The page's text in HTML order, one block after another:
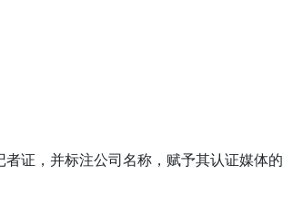
证，并标注公司名称，赋予其认证媒体的